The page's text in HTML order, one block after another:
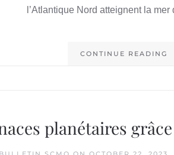
l’Atlantique Nord atteignent la mer
CONTINUE READING
planétaires